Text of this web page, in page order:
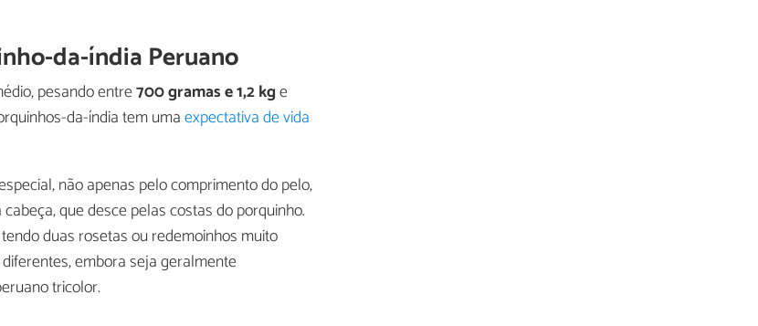
da-índia Peruano
pesando entre700 gramas e 1,2 kge
da-índia tem umaexpectativa de vida
não apenas pelo comprimento do pelo,
que desce pelas costas do porquinho.
duas rosetas ou redemoinhos muito
embora seja geralmente
tricolor.